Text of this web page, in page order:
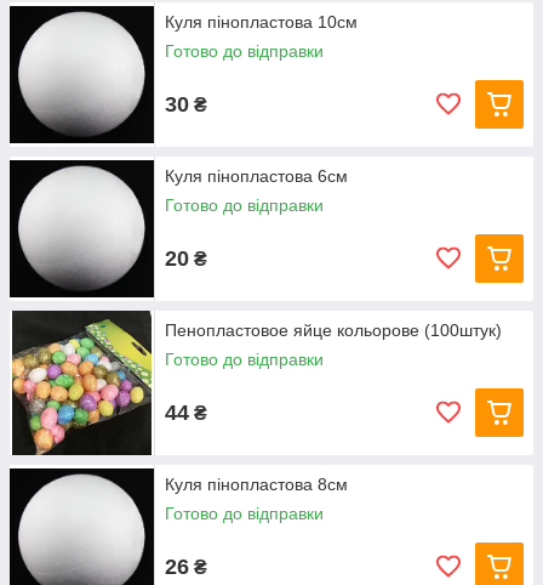
Куля пінопластова 10см
Готово до відправки
30 ₴
Куля пінопластова 6см
Готово до відправки
20 ₴
Пенопластовое яйце кольорове (100штук)
Готово до відправки
44 ₴
Куля пінопластова 8см
Готово до відправки
26 ₴